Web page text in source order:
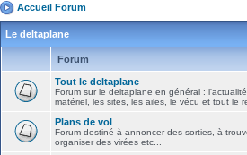
Accueil Forum
Le deltaplane
Forum
Tout le deltaplane
Forum sur le deltaplane en général :
matériel, les sites, les ailes, le vécu et tout le
Plans de vol
Forum destiné à annoncer des sorties, à
organiser des virées etc...